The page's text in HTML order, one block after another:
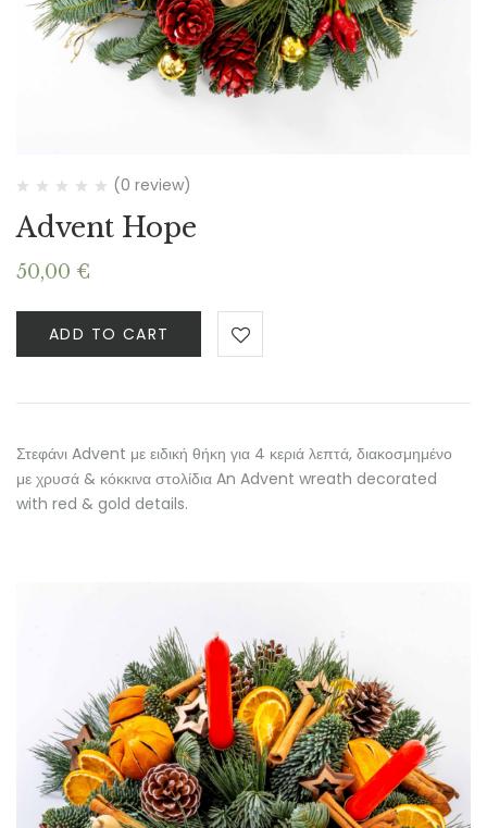
(0 review)
Advent Hope
50,00 €
ADD TO CART
Στεφάνι Advent με ειδική θήκη για 4 κεριά λεπτά, διακοσμημένο
με χρυσά & κόκκινα στολίδια An Advent wreath decorated
with red & gold details.